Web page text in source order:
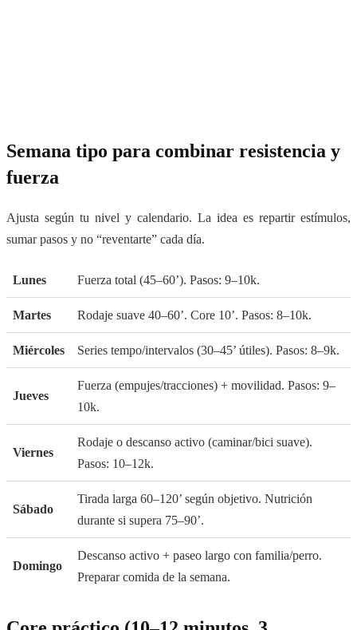
Semana tipo para combinar resistencia y
fuerza
Ajusta según tu nivel y calendario. La idea es repartir estímulos,
sumar pasos y no “reventarte” cada día.
Lunes Fuerza total (45–60’). Pasos: 9–10k.
Martes Rodaje suave 40–60’. Core 10’. Pasos: 8–10k.
Miércoles Series tempo/intervalos (30–45’ útiles). Pasos: 8–9k.
Jueves
Fuerza (empujes/tracciones) + movilidad. Pasos: 9–
10k.
Viernes
Rodaje o descanso activo (caminar/bici suave).
Pasos: 10–12k.
Sábado
Tirada larga 60–120’ según objetivo. Nutrición
durante si supera 75–90’.
Domingo
Descanso activo + paseo largo con familia/perro.
Preparar comida de la semana.